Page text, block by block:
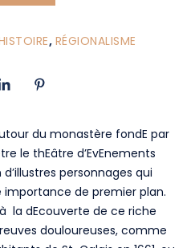
, RÉGIONALISME
du monastère fondE par
le thEâtre d’EvEnements
personnages qui
de premier plan.
la dEcouverte de ce riche
douloureuses, comme